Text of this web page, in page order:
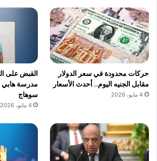
حركات محدودة في سعر الدولار
مقابل الجنيه اليوم.. أحدث الأسعار
4 مايو، 2026
القبض على
مدرسة هابي
سوهاج
4 مايو، 2026